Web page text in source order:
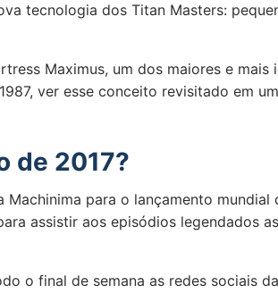
tecnologia dos Titan Masters:
Maximus, um dos maiores e
ver esse conceito revisitado em
de 2017?
para o lançamento
assistir aos episódios legendados
o final de semana as redes sociais